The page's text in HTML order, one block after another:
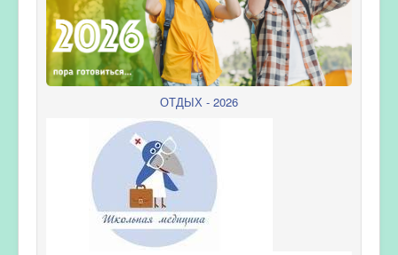
ОТДЫХ - 2026